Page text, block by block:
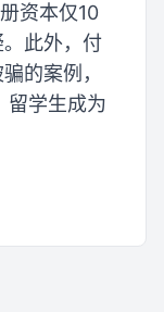
资本仅10
此外，付
的案例，
留学生成为